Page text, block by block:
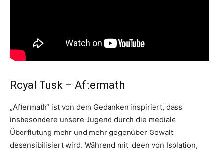
Royal Tusk – Aftermath
„Aftermath“ ist von dem Gedanken inspiriert, dass
insbesondere unsere Jugend durch die mediale
Überflutung mehr und mehr gegenüber Gewalt
desensibilisiert wird. Während mit Ideen von Isolation,